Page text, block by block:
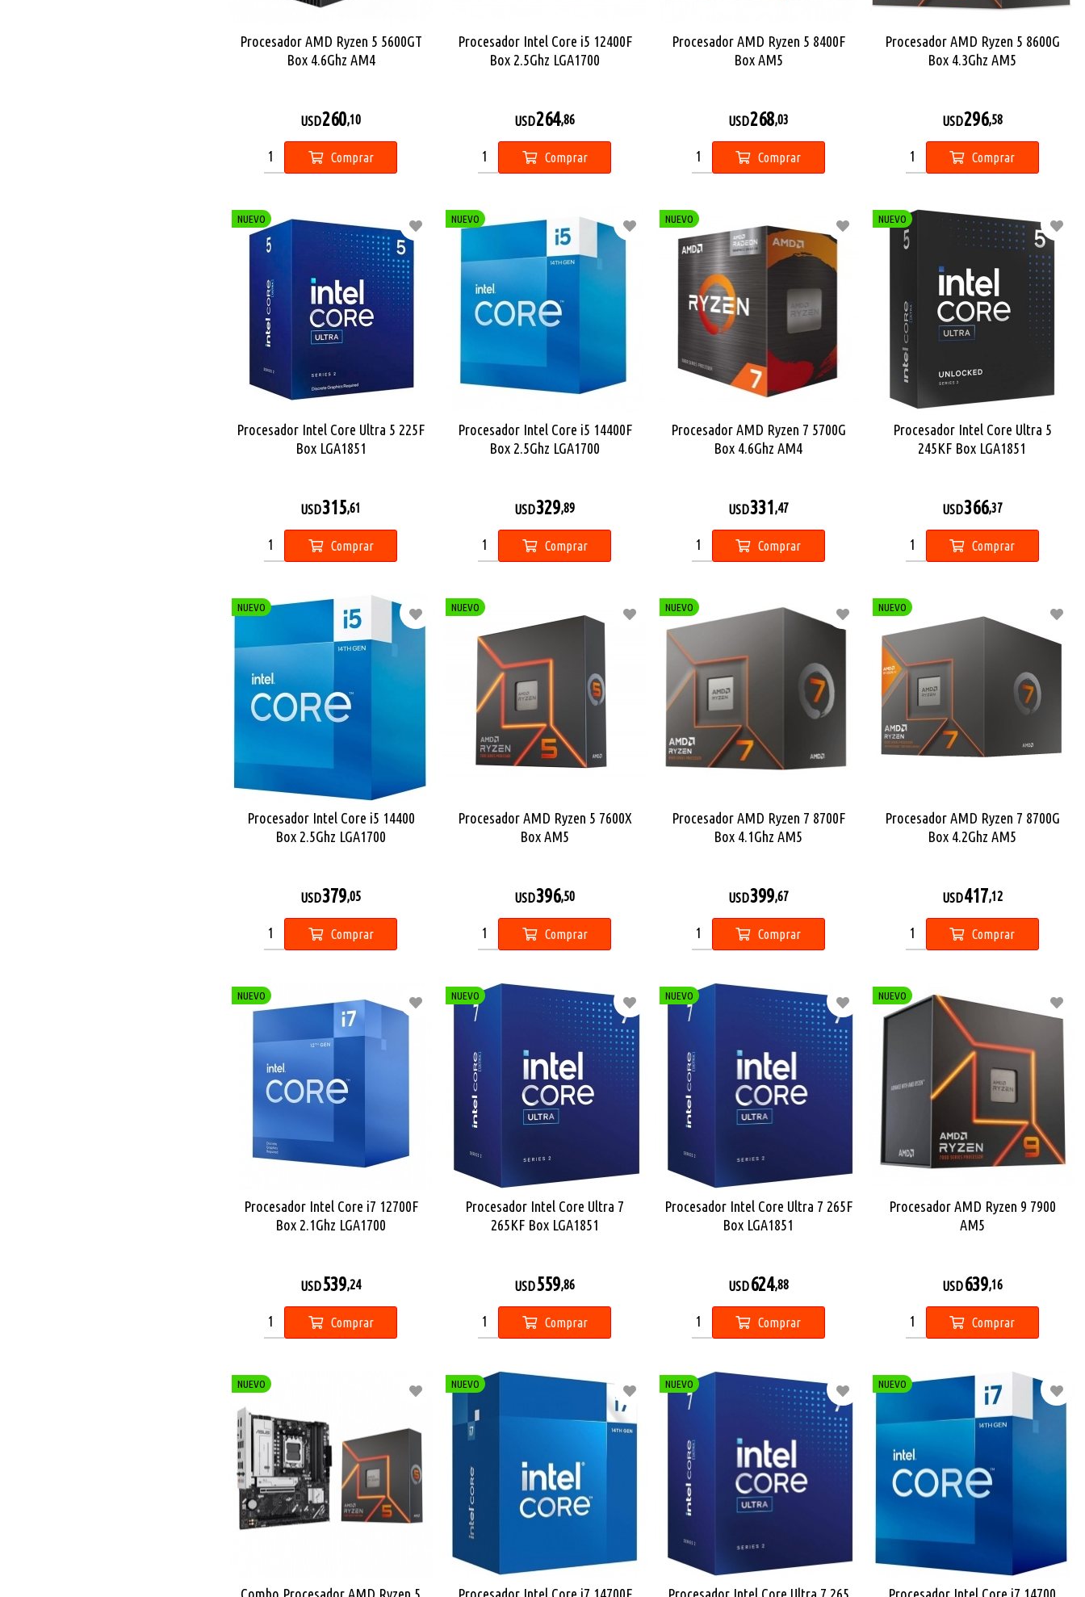
Procesador AMD Ryzen 5 5600GT
Box 4.6Ghz AM4
USD260,10
Comprar
Procesador Intel Core i5 12400F
Box 2.5Ghz LGA1700
USD264,86
Comprar
Procesador AMD Ryzen 5 8400F
Box AM5
USD268,03
Comprar
Procesador AMD Ryzen 5 8600G
Box 4.3Ghz AM5
USD296,58
Comprar
NUEVO
Procesador Intel Core Ultra 5 225F
Box LGA1851
USD315,61
Comprar
NUEVO
Procesador Intel Core i5 14400F
Box 2.5Ghz LGA1700
USD329,89
Comprar
NUEVO
Procesador AMD Ryzen 7 5700G
Box 4.6Ghz AM4
USD331 ,47
Comprar
NUEVO
Procesador Intel Core Ultra 5
245KF Box LGA1851
USD366,37
Comprar
NUEVO
Procesador Intel Core i5 14400
Box 2.5Ghz LGA1700
USD379,05
Comprar
NUEVO
Procesador AMD Ryzen 5 7600X
Box AM5
USD396,50
Comprar
NUEVO
Procesador AMD Ryzen 7 8700F
Box 4.1Ghz AM5
USD399,67
Comprar
NUEVO
Procesador AMD Ryzen 7 8700G
Box 4.2Ghz AM5
USD417,12
Comprar
NUEVO
Procesador Intel Core i7 12700F
Box 2.1Ghz LGA1700
USD539,24
Comprar
NUEVO
Procesador Intel Core Ultra 7
265KF Box LGA1851
USD559,86
Comprar
NUEVO
Procesador Intel Core Ultra 7 265F
Box LGA1851
USD624,88
Comprar
NUEVO
Procesador AMD Ryzen 9 7900
AM5
USD639,16
Comprar
NUEVO NUEVO NUEVO NUEVO